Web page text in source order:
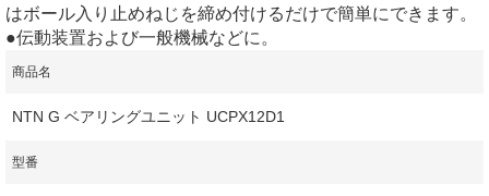
はボール入り止めねじを締め付けるだけで簡単にできます。
●伝動装置および一般機械などに。
商品名
NTN G ベアリングユニット UCPX12D1
型番